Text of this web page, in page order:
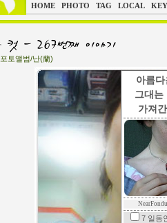
아름다
그대는
가져
7 일동
HOME PHOTO TAG LOCAL
포토앨범/난(蘭)